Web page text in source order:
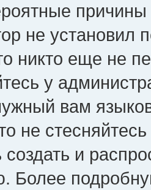
причины
не установил
никто еще не
у
вам
не
создать и
Более